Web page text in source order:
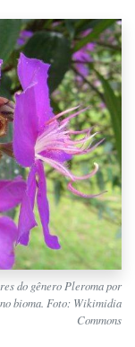
do gênero Pleroma por
bioma. Foto: Wikimidia
Commons